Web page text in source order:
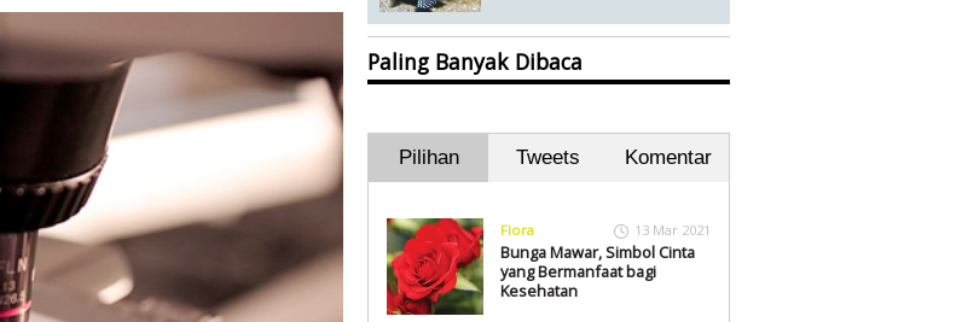
Paling Banyak Dibaca
Pilihan Tweets Komentar
Flora 13 Mar 2021
Bunga Mawar, Simbol Cinta
yang Bermanfaat bagi
Kesehatan